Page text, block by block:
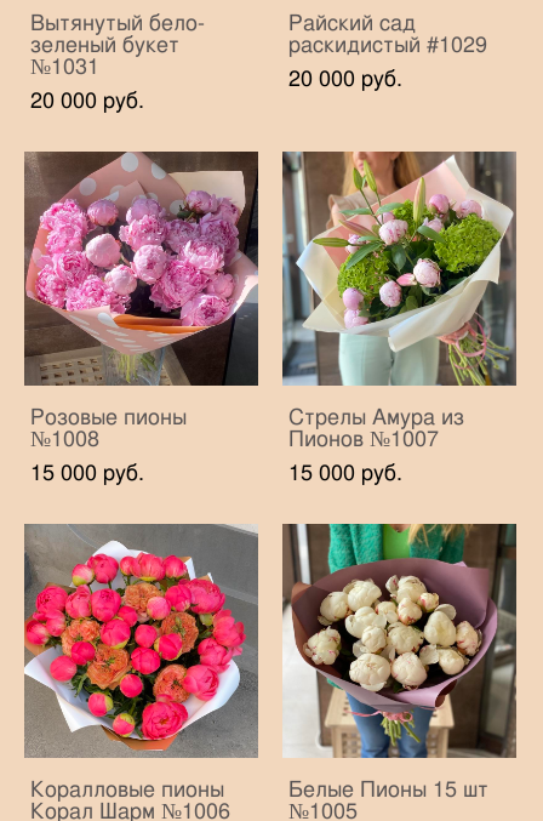
Вытянутый бело-
зеленый букет
№1031
20 000 pуб.
Райский сад
раскидистый #1029
20 000 pуб.
Розовые пионы
№1008
15 000 pуб.
Стрелы Амура из
Пионов №1007
15 000 pуб.
Коралловые пионы
Корал Шарм №1006
Белые Пионы 15 шт
№1005